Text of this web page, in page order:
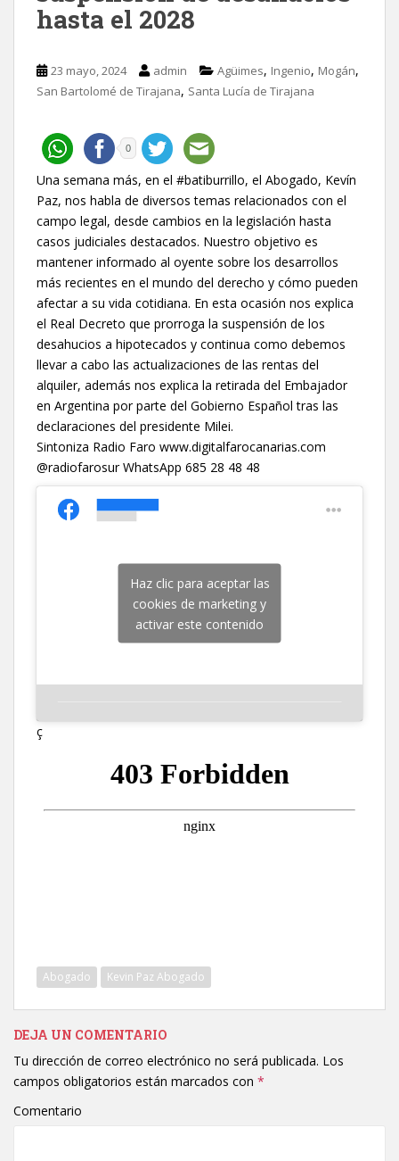
hasta el 2028
23 mayo, 2024 admin Agüimes, Ingenio, Mogán,
San Bartolomé de Tirajana, Santa Lucía de Tirajana
0
Una semana más, en el #batiburrillo, el Abogado, Kevín
Paz, nos habla de diversos temas relacionados con el
campo legal, desde cambios en la legislación hasta
casos judiciales destacados. Nuestro objetivo es
mantener informado al oyente sobre los desarrollos
más recientes en el mundo del derecho y cómo pueden
afectar a su vida cotidiana. En esta ocasión nos explica
el Real Decreto que prorroga la suspensión de los
desahucios a hipotecados y continua como debemos
llevar a cabo las actualizaciones de las rentas del
alquiler, además nos explica la retirada del Embajador
en Argentina por parte del Gobierno Español tras las
declaraciones del presidente Milei.
Sintoniza Radio Faro www.digitalfarocanarias.com
@radiofarosur WhatsApp 685 28 48 48
Haz clic para aceptar las
cookies de marketing y
activar este contenido
ç
Abogado Kevin Paz Abogado
DEJA UN COMENTARIO
Tu dirección de correo electrónico no será publicada. Los
campos obligatorios están marcados con *
Comentario